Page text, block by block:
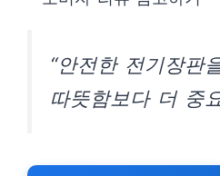
“안전한 전기장판
따뜻함보다 더 중